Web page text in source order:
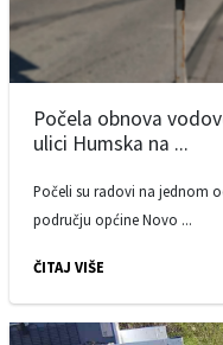
Počela obnova
ulici Humska na ...
Počeli su radovi na jednom
području općine Novo ...
ČITAJ VIŠE